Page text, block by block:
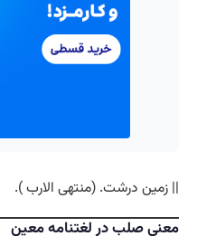
|| زمین درشت. (منتهی الارب ).
معنی صلب در لغتنامه معین